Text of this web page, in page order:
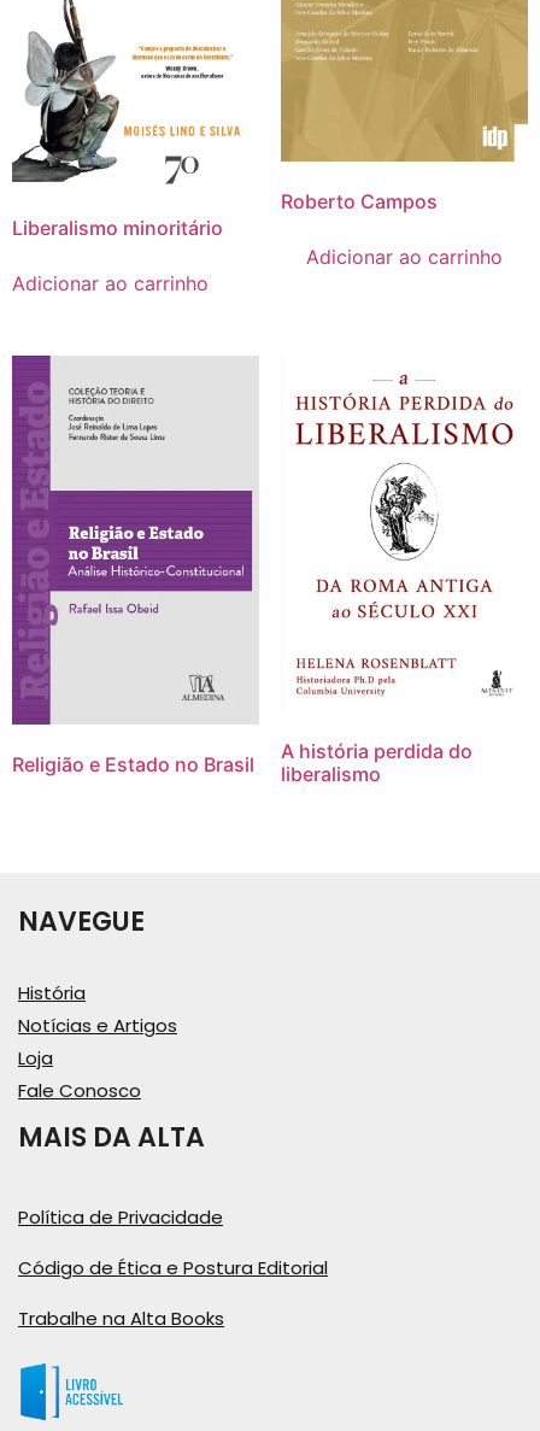
Liberalismo minoritário
Adicionar ao carrinho
Roberto Campos
Adicionar ao carrinho
Religião e Estado no Brasil
A história perdida do
liberalismo
NAVEGUE
História
Notícias e Artigos
Loja
Fale Conosco
MAIS DA ALTA
Política de Privacidade
Código de Ética e Postura Editorial
Trabalhe na Alta Books